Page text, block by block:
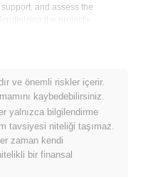
and assess the
the project's
is also essential.
to consider when
associated with NITE. Like
volatility, and potential
and only invest what they
and the utility offered
making any investment
itself from other
ve önemli riskler içerir.
kaybedebilirsiniz.
yalnızca bilgilendirme
tavsiyesi niteliği taşımaz.
zaman kendi
bir finansal